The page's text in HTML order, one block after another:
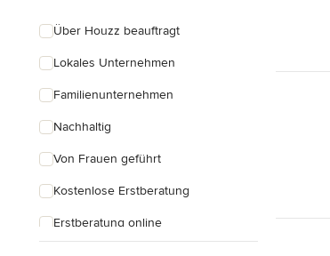
Über Houzz beauftragt
Lokales Unternehmen
Familienunternehmen
Nachhaltig
Von Frauen geführt
Kostenlose Erstberatung
Erstberatung online